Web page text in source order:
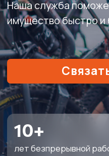
лет безпрерывной работы с фере
грузоперевозок
довольных клиентов
10+
4000+
60 мин